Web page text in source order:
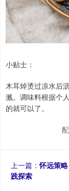
小贴士：
木耳焯烫过凉水后
溅。调味料根据个
的就可以了。
上一篇：怀远策
践探索